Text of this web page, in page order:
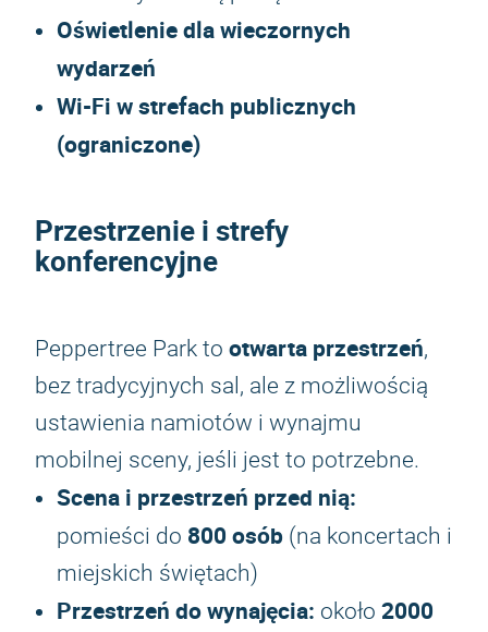
Oświetlenie dla wieczornych
wydarzeń
Wi-Fi w strefach publicznych
(ograniczone)
Przestrzenie i strefy
konferencyjne
Peppertree Park to otwarta przestrzeń,
bez tradycyjnych sal, ale z możliwością
ustawienia namiotów i wynajmu
mobilnej sceny, jeśli jest to potrzebne.
Scena i przestrzeń przed nią:
pomieści do 800 osób (na koncertach i
miejskich świętach)
Przestrzeń do wynajęcia: około 2000